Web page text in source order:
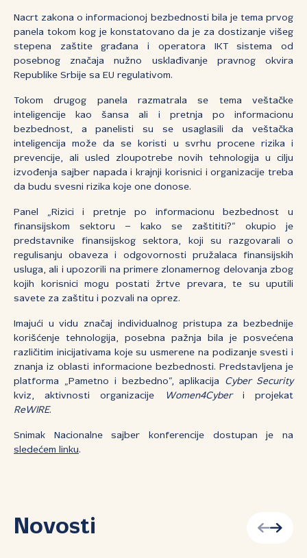
Nacrt zakona o informacionoj bezbednosti bila je tema prvog
panela tokom kog je konstatovano da je za dostizanje višeg
stepena zaštite građana i operatora IKT sistema od
posebnog značaja nužno usklađivanje pravnog okvira
Republike Srbije sa EU regulativom.
Tokom drugog panela razmatrala se tema veštačke
inteligencije kao šansa ali i pretnja po informacionu
bezbednost, a panelisti su se usaglasili da veštačka
inteligencija može da se koristi u svrhu procene rizika i
prevencije, ali usled zloupotrebe novih tehnologija u cilju
izvođenja sajber napada i krajnji korisnici i organizacije treba
da budu svesni rizika koje one donose.
Panel „Rizici i pretnje po informacionu bezbednost u
finansijskom sektoru – kako se zaštititi?“ okupio je
predstavnike finansijskog sektora, koji su razgovarali o
regulisanju obaveza i odgovornosti pružalaca finansijskih
usluga, ali i upozorili na primere zlonamernog delovanja zbog
kojih korisnici mogu postati žrtve prevara, te su uputili
savete za zaštitu i pozvali na oprez.
Imajući u vidu značaj individualnog pristupa za bezbednije
korišćenje tehnologija, posebna pažnja bila je posvećena
različitim inicijativama koje su usmerene na podizanje svesti i
znanja iz oblasti informacione bezbednosti. Predstavljena je
platforma „Pametno i bezbedno“, aplikacija Cyber Security
kviz, aktivnosti organizacije
Women4Cyberi projekat
ReWIRE.
Snimak Nacionalne sajber konferencije dostupan je na
sledećem linku.
Novosti